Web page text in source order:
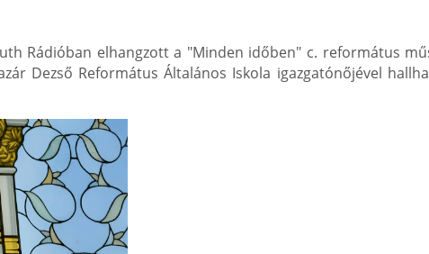
Rádióban elhangzott a "Minden időben" c. református
Dezső Református Általános Iskola igazgatónőjével